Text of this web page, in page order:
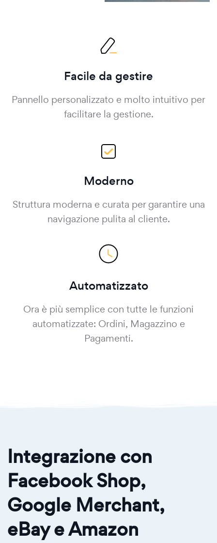
Facile da gestire
Pannello personalizzato e molto intuitivo per
facilitare la gestione.
Moderno
Struttura moderna e curata per garantire una
navigazione pulita al cliente.
Automatizzato
Ora è più semplice con tutte le funzioni
automatizzate: Ordini, Magazzino e
Pagamenti.
Integrazione con
Facebook Shop,
Google Merchant,
eBay e Amazon